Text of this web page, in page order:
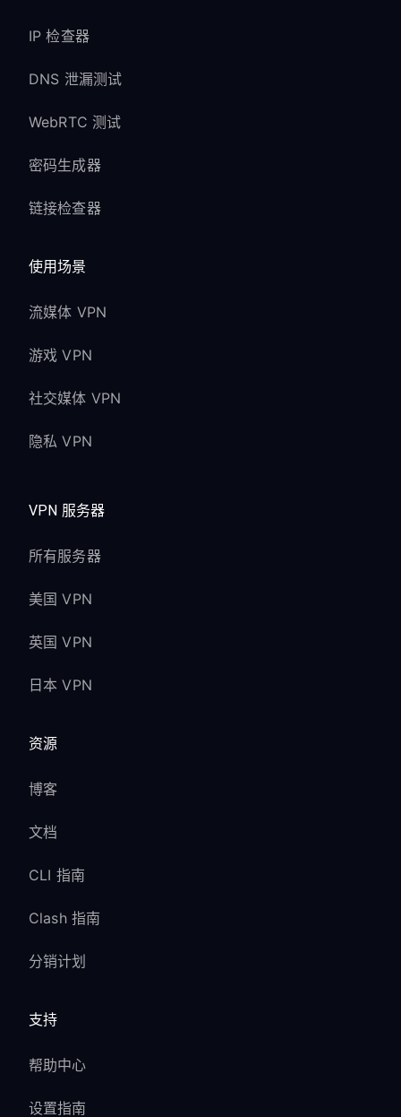
IP 检查器
DNS 泄漏测试
WebRTC 测试
密码生成器
链接检查器
使用场景
流媒体 VPN
游戏 VPN
社交媒体 VPN
隐私 VPN
VPN 服务器
所有服务器
美国 VPN
英国 VPN
日本 VPN
资源
博客
文档
CLI 指南
Clash 指南
分销计划
支持
帮助中心
设置指南